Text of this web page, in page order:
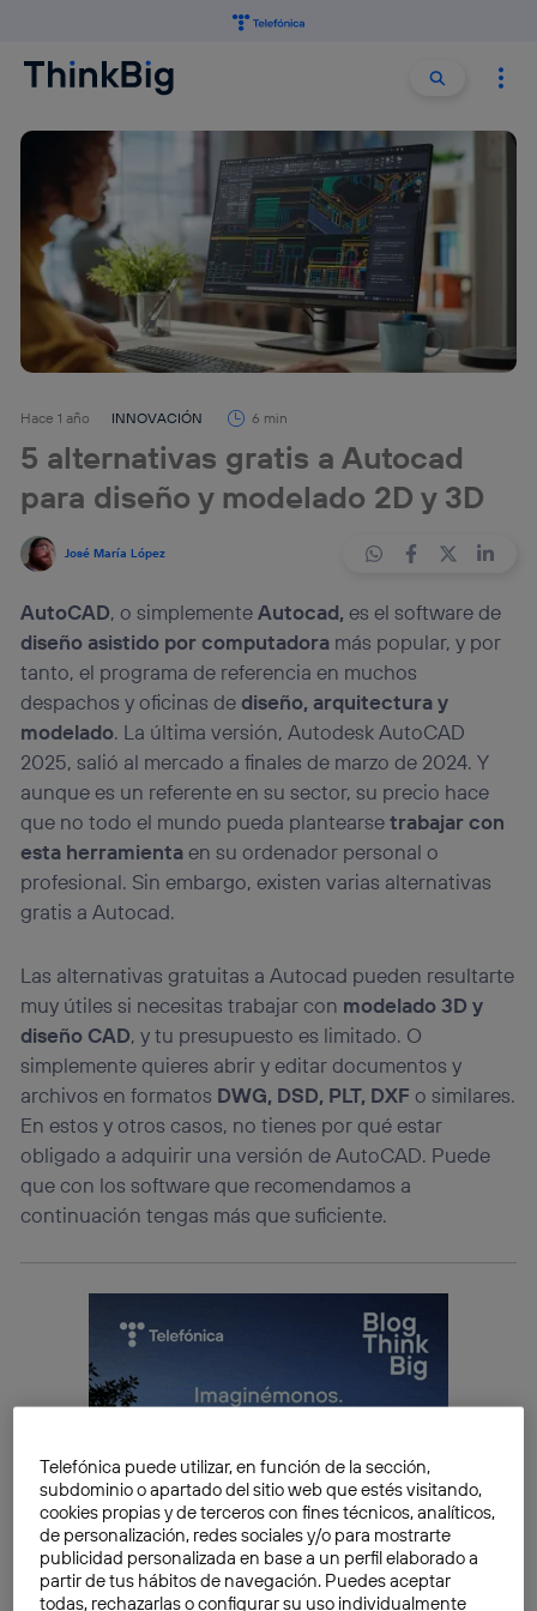
Buscar
Hace 1 año INNOVACIÓN 6 min
5 alternativas gratis a Autocad
para diseño y modelado 2D y 3D
José María López
AutoCAD, o simplementeAutocad,es el software de
diseño asistido por computadora más popular, y por
tanto, el programa de referencia en muchos
despachos y oficinas dediseño, arquitectura y
modelado. La última versión, Autodesk AutoCAD
2025, salió al mercado a finales de marzo de 2024. Y
aunque es un referente en su sector, su precio hace
que no todo el mundo pueda plantearsetrabajar con
esta herramientaen su ordenador personal o
profesional. Sin embargo, existen varias alternativas
gratis a Autocad.
Las alternativas gratuitas a Autocad pueden resultarte
muy útiles si necesitas trabajar con modelado 3D y
diseño CAD, y tu presupuesto es limitado. O
simplemente quieres abrir y editar documentos y
archivos en formatos DWG, DSD, PLT, DXF o similares.
En estos y otros casos, no tienes por qué estar
obligado a adquirir una versión de AutoCAD. Puede
que con los software que recomendamos a
continuación tengas más que suficiente.
Telefónica puede utilizar, en función de la sección,
subdominio o apartado del sitio web que estés visitando,
cookies propias y de terceros con fines técnicos, analíticos,
de personalización, redes sociales y/o para mostrarte
publicidad personalizada en base a un perfil elaborado a
partir de tus hábitos de navegación. Puedes aceptar
todas, rechazarlas o configurar su uso individualmente